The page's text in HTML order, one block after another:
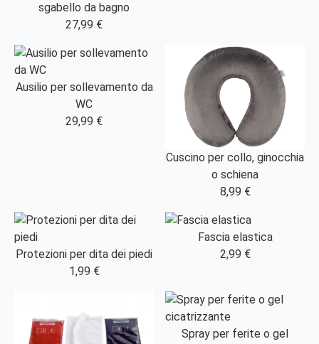
sgabello da bagno
27,99 €
Ausilio per sollevamento da
WC
29,99 €
Cuscino per collo, ginocchia
o schiena
8,99 €
Protezioni per dita dei piedi
1,99 €
Fascia elastica
2,99 €
Spray per ferite o gel